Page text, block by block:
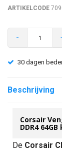
ARTIKELCODE
-
30 dagen
Beschrijving
Corsair
DDR4 64GB
De Corsair